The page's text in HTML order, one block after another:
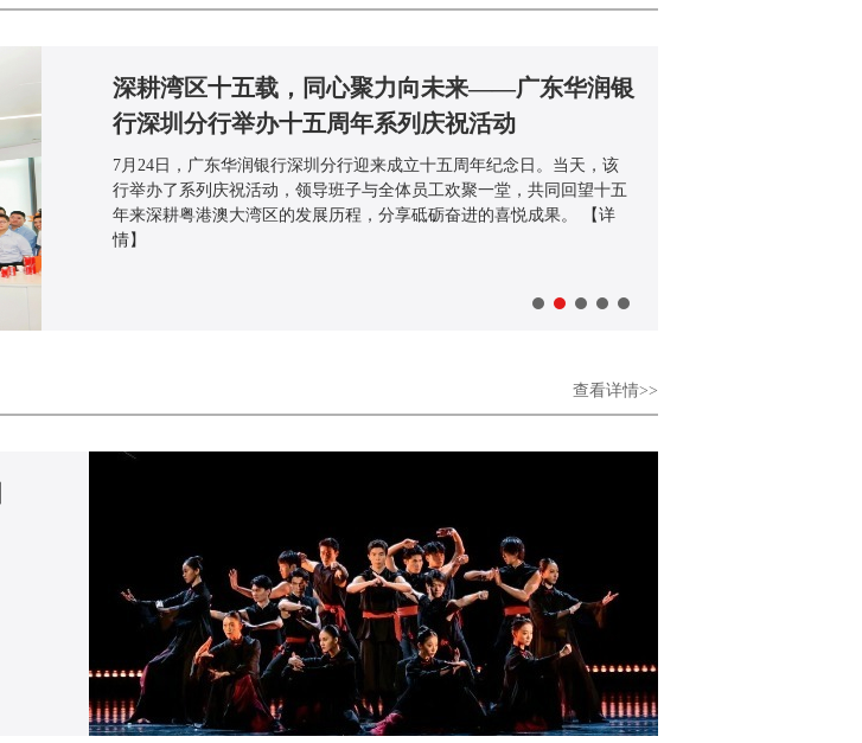
新华保险蝉联《财富》世界500强 排名创入榜新高
7月28日，2026年《财富》世界500强排行榜正式揭晓。新华保险凭借稳
健的经营业绩与强大的综合实力再次荣耀上榜，位列榜单第414位，排
名较去年大幅跃升84位，刷新了自入榜以来的最高排名。 【详情】
查看详情>>